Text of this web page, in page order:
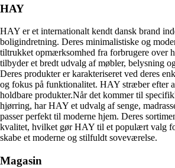
HAY
HAY er et internationalt kendt dansk brand
boligindretning. Deres minimalistiske og
tiltrukket opmærksomhed fra forbrugere over
tilbyder et bredt udvalg af møbler, belysning
Deres produkter er karakteriseret ved deres
og fokus på funktionalitet. HAY stræber efter
holdbare produkter.Når det kommer til
hjørring, har HAY et udvalg af senge,
passer perfekt til moderne hjem. Deres
kvalitet, hvilket gør HAY til et populært valg
skabe et moderne og stilfuldt soveværelse.
Magasin